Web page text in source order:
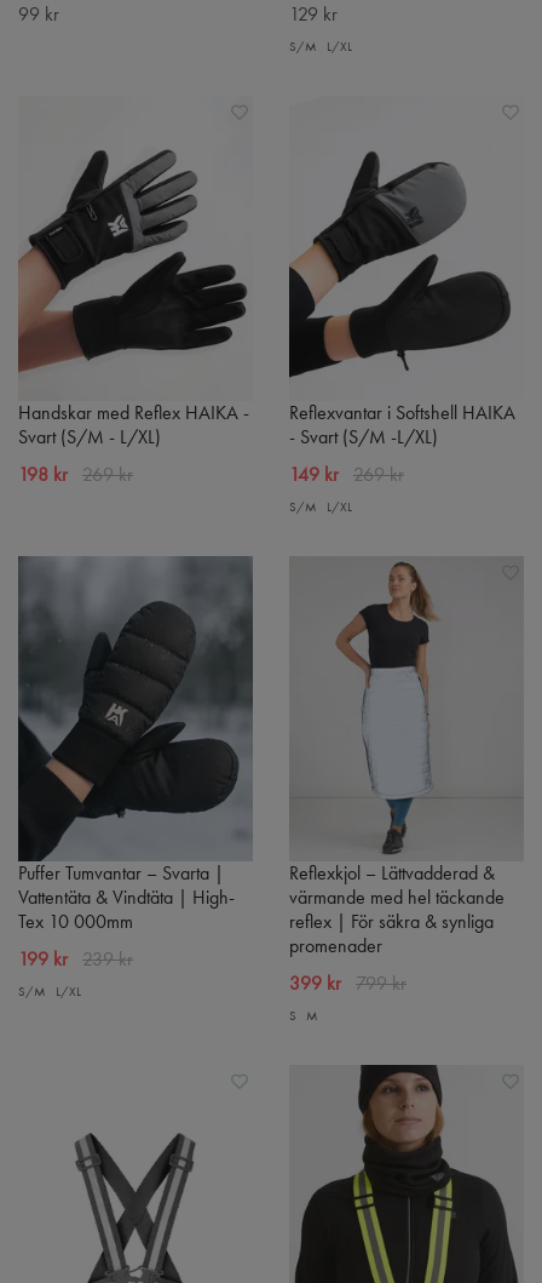
99 kr
129 kr
S/M L/XL
Handskar med Reflex HAIKA -
Svart (S/M - L/XL)
198 kr 269 kr
Reflexvantar i Softshell HAIKA
- Svart (S/M -L/XL)
149 kr 269 kr
S/M L/XL
Puffer Tumvantar – Svarta |
Vattentäta & Vindtäta | High-
Tex 10 000mm
199 kr 239 kr
S/M L/XL
Reflexkjol – Lättvadderad &
värmande med hel täckande
reflex | För säkra & synliga
promenader
399 kr 799 kr
S M